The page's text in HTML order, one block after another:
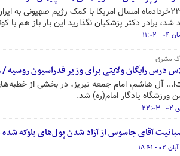
در۲۳خردادماه امسال امریکا با کمک رژیم صهیونی
شد، برادر دکتر پزشکیان نگذارید این بار باز هم
مشرق
درس رایگان ولایتی برای وزیر فدراسیون روسیه /
آل هاشم، امام جمعه تبریز، در بخشی از
ورزشگاه یادگار امام(ره) شد.
آقای جاسوس از آزاد شدن پول‌های بلوکه شده